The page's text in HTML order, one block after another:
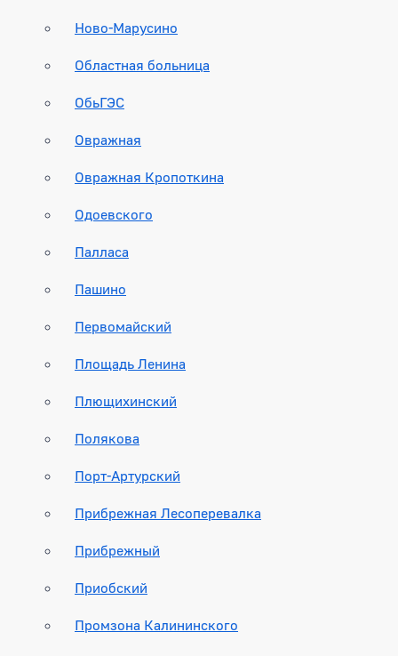
Ново-Марусино
Областная больница
ОбьГЭС
Овражная
Овражная Кропоткина
Одоевского
Палласа
Пашино
Первомайский
Площадь Ленина
Плющихинский
Полякова
Порт-Артурский
Прибрежная Лесоперевалка
Прибрежный
Приобский
Промзона Калининского